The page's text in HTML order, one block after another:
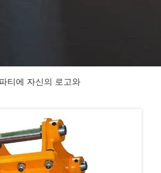
티에 자신의 로고와